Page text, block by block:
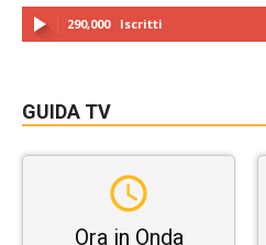
290,000 Iscritti
GUIDA TV
Ora in Onda